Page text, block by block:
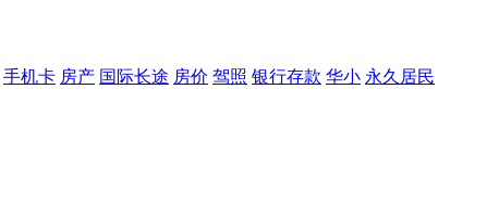
手机卡 房产 国际长途 房价 驾照 银行存款 华小 永久居民